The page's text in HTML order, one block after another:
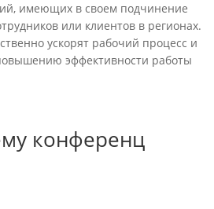
имеющих в своем подчинение
или клиентов в регионах.
ускорят рабочий процесс и
эффективности работы
конференц